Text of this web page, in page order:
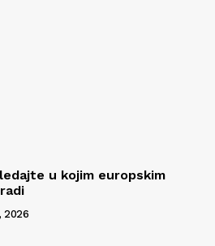
u kojim europskim
2026